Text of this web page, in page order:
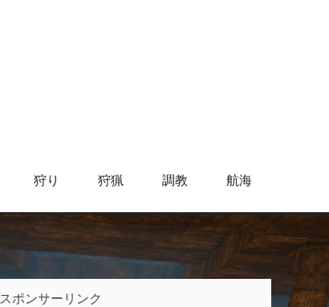
狩り 狩猟 調教 航海
スポンサーリンク